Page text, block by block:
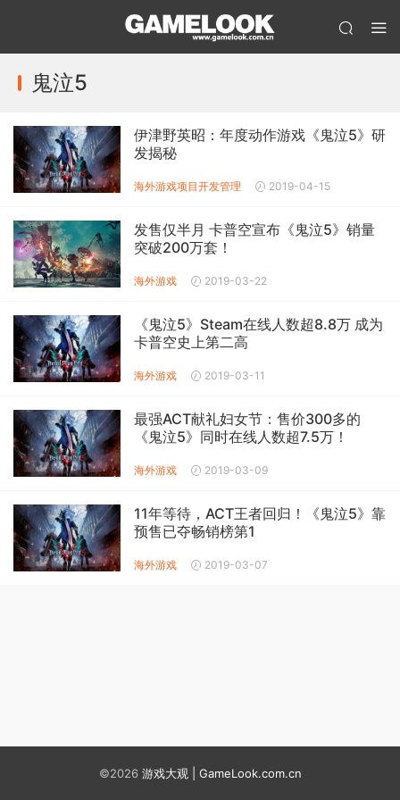
鬼泣5
伊津野英昭：年度动作游戏《鬼泣5》研
发揭秘
海外游戏项目开发管理 2019-04-15
发售仅半月 卡普空宣布《鬼泣5》销量
突破200万套！
海外游戏 2019-03-22
《鬼泣5》Steam在线人数超8.8万 成为
卡普空史上第二高
海外游戏 2019-03-11
最强ACT献礼妇女节：售价300多的
《鬼泣5》同时在线人数超7.5万！
海外游戏 2019-03-09
11年等待，ACT王者回归！《鬼泣5》靠
预售已夺畅销榜第1
海外游戏 2019-03-07
©2026 游戏大观 | GameLook.com.cn